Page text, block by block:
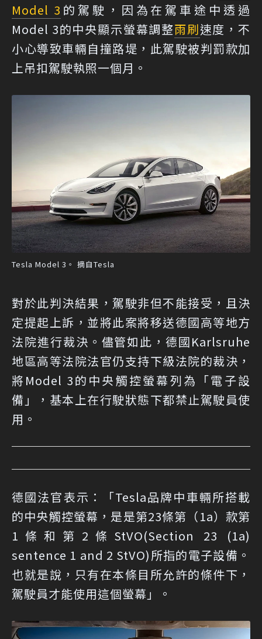
Model 3 的駕駛，因為在駕車途中透過
Model 3的中央顯示螢幕調整雨刷速度，不
小心導致車輛自撞路堤，此駕駛被判罰款加
上吊扣駕駛執照一個月。
Tesla Model 3。 摘自Tesla
對於此判決結果，駕駛非但不能接受，且決
定提起上訴，並將此案將移送德國高等地方
法院進行裁決。儘管如此，德國Karlsruhe
地區高等法院法官仍支持下級法院的裁決，
將Model 3的中央觸控螢幕列為「電子設
備」，基本上在行駛狀態下都禁止駕駛員使
用。
德國法官表示：「Tesla品牌中車輛所搭載
的中央觸控螢幕，是是第23條第（1a）款第
1條和第2條StVO(Section 23 (1a)
sentence 1 and 2 StVO)所指的電子設備。
也就是說，只有在本條目所允許的條件下，
駕駛員才能使用這個螢幕」。